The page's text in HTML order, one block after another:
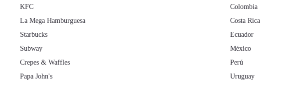
KFC
La Mega Hamburguesa
Starbucks
Subway
Crepes & Waffles
Papa John's
Colombia
Costa Rica
Ecuador
México
Perú
Uruguay